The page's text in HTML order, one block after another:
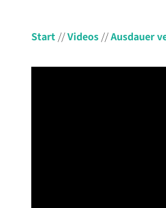
Start//Videos//Ausdauer